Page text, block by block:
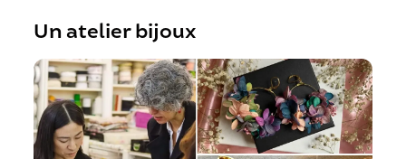
Un atelier bijoux